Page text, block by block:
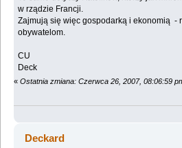
w rządzie Francji.
Zajmują się więc gospodarką i ekonomią -
obywatelom.
CU
Deck
« Ostatnia zmiana: Czerwca 26, 2007, 08:06:59
Deckard